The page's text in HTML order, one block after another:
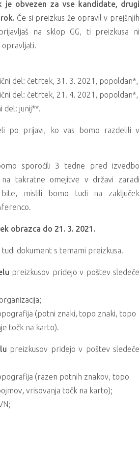
je obvezen za vse kandidate, drugi
Če si preizkus že opravil v prejšnjih
na sklop GG, ti preizkusa ni
del: četrtek, 31. 3. 2021, popoldan*,
del: četrtek, 21. 4. 2021, popoldan*,
del: junij**.
po prijavi, ko vas bomo razdelili v
sporočili 3 tedne pred izvedbo
na takratne omejitve v državi zaradi
mislili bomo tudi na zaključek
obrazca do 21. 3. 2021.
dokument s temami preizkusa.
preizkusov pridejo v poštev sledeče
(potni znaki, topo znaki, topo
točk na karto).
preizkusov pridejo v poštev sledeče
(razen potnih znakov, topo
vrisovanja točk na karto);